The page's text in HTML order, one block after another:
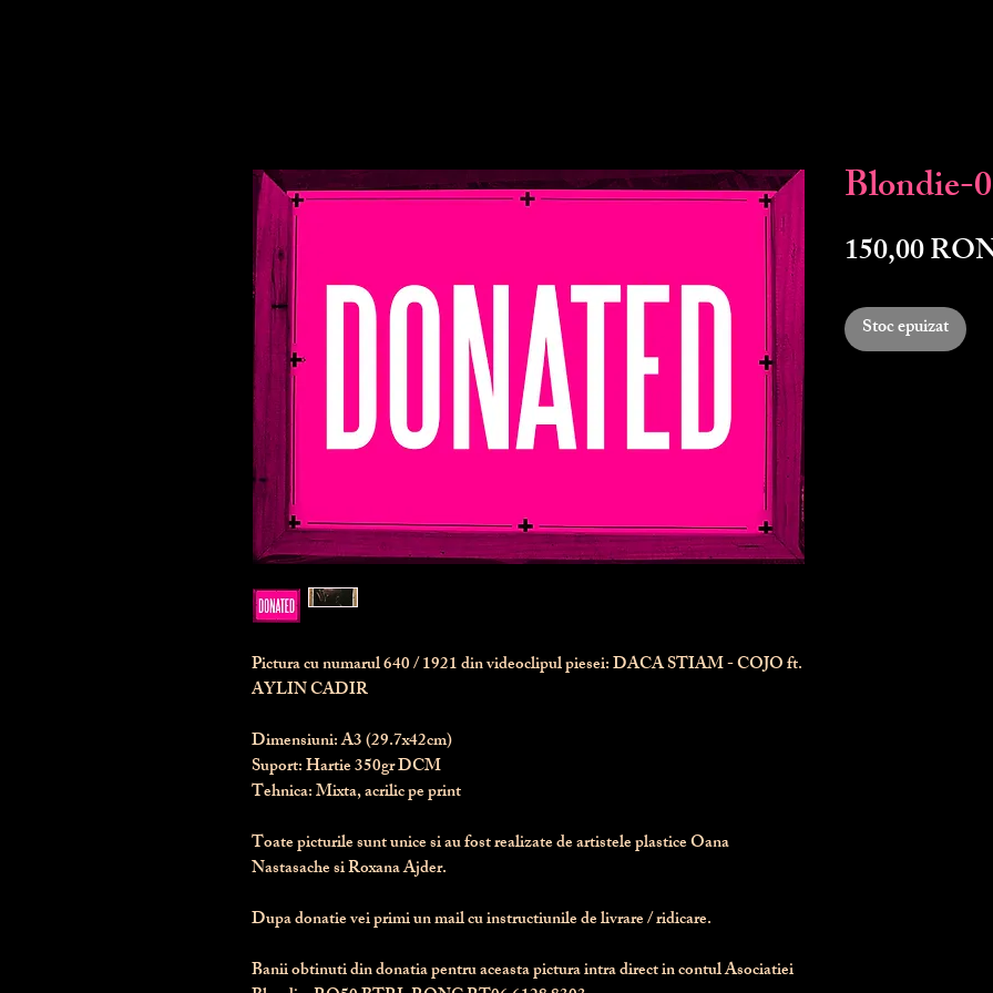
Pictura cu numarul640/ 1921 din videoclipul piesei: DACA STIAM - COJO ft.
AYLIN CADIR
Dimensiuni: A3 (29.7x42cm)
Suport: Hartie 350gr DCM
Tehnica: Mixta, acrilic pe print
Toate picturile sunt unice si au fost realizate de artistele plastice Oana
Nastasache si Roxana Ajder.
Dupa donatie vei primi un mail cu instructiunile de livrare / ridicare.
Banii obtinuti din donatia pentru aceasta pictura intra direct in contul Asociatiei
Blondie-
150,00
Stoc epuizat